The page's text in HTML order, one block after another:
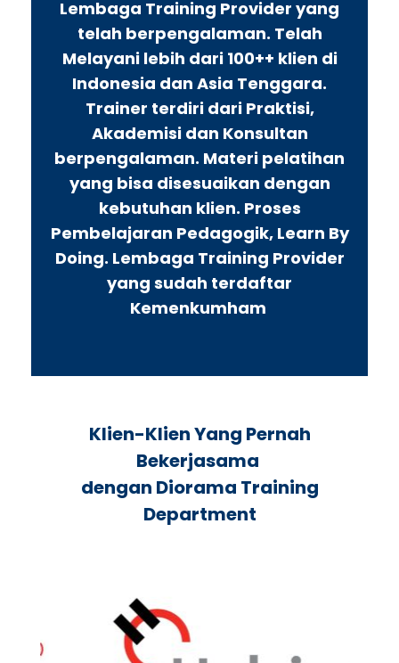
Lembaga Training Provider yang
telah berpengalaman. Telah
Melayani lebih dari 100++ klien di
Indonesia dan Asia Tenggara.
Trainer terdiri dari Praktisi,
Akademisi dan Konsultan
berpengalaman. Materi pelatihan
yang bisa disesuaikan dengan
kebutuhan klien. Proses
Pembelajaran Pedagogik, Learn By
Doing. Lembaga Training Provider
yang sudah terdaftar
Kemenkumham
Klien-Klien Yang Pernah
Bekerjasama
dengan Diorama Training
Department